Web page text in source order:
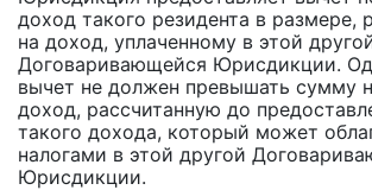
доход такого резидента в размере,
на доход, уплаченному в этой
Договаривающейся Юрисдикции.
вычет не должен превышать сумму
доход, рассчитанную до
такого дохода, который может
налогами в этой другой
Юрисдикции.